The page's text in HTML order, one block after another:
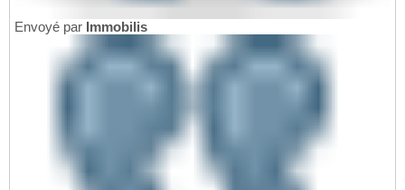
Envoyé par Immobilis